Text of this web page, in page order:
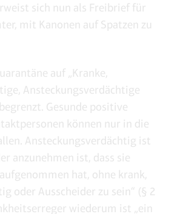
sich nun als Freibrief für
mit Kanonen auf Spatzen zu
auf „Kranke,
Ansteckungsverdächtige
Gesunde positive
können nur in die
Ansteckungsverdächtig ist
anzunehmen ist, dass sie
hat, ohne krank,
oder Ausscheider zu sein“ (§ 2
wiederum ist „ein